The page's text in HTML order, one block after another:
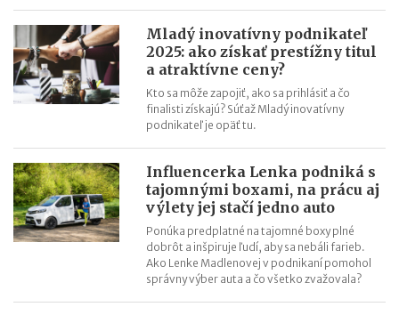
strojom. Zvolila druhú možnosť a svetu predstavila značku Just
Pavel Čmelík (Hamleys): Na začiatku svojej kariéry som netušil,
že tento rok otvorím druhé najväčšie hračkárstvo na svete
Už po 5 mesiacoch na trhu senzory iniciatívneho Trenčana
monitorovali kontajnery v Sydney
Lekári jej dávali takmer nulové šance. Ona popri svojej liečbe
vytvorila slovenskú značku Oxywater
Mladý inovatívny podnikateľ
2025: ako získať prestížny titul
a atraktívne ceny?
Kto sa môže zapojiť, ako sa prihlásiť a čo
finalisti získajú? Súťaž Mladý inovatívny
podnikateľ je opäť tu.
Influencerka Lenka podniká s
tajomnými boxami, na prácu aj
výlety jej stačí jedno auto
Ponúka predplatné na tajomné boxy plné
dobrôt a inšpiruje ľudí, aby sa nebáli farieb.
Ako Lenke Madlenovej v podnikaní pomohol
správny výber auta a čo všetko zvažovala?